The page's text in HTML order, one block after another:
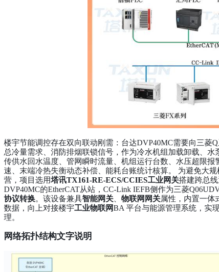
楼宇节能调控存在双向联动刚需：台达DVP40MC需要向三菱
总冷量需求、消防排烟联锁信号，作为冷水机组加载卸载、
传供水回水温度、管网瞬时流量、机组运行台数、水压超限
速、末端冷热失衡动态补偿、能耗台账统计核算。 为避免大
营，项目选用塔讯TX161-RE-ECS/CCIES工业网关搭建跨总
DVP40MC的EtherCAT从站，CC-Link IEFB侧作为三菱
协议转换。该设备兼具智能网关 物联网网关属性，内置一体
数据，向上对接楼宇工业物联网BA 平台与能源管理系统，实
理。
网络拓扑结构文字说明